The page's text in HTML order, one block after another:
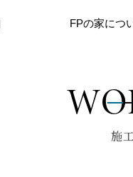
FPの家につ
施